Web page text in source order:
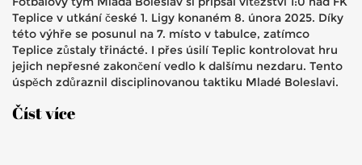
Teplice v utkání české 1. Ligy konaném 8. února 2025. Díky
této výhře se posunul na 7. místo v tabulce, zatímco
Teplice zůstaly třinácté. I přes úsilí Teplic kontrolovat hru
jejich nepřesné zakončení vedlo k dalšímu nezdaru. Tento
úspěch zdůraznil disciplinovanou taktiku Mladé Boleslavi.
Číst více